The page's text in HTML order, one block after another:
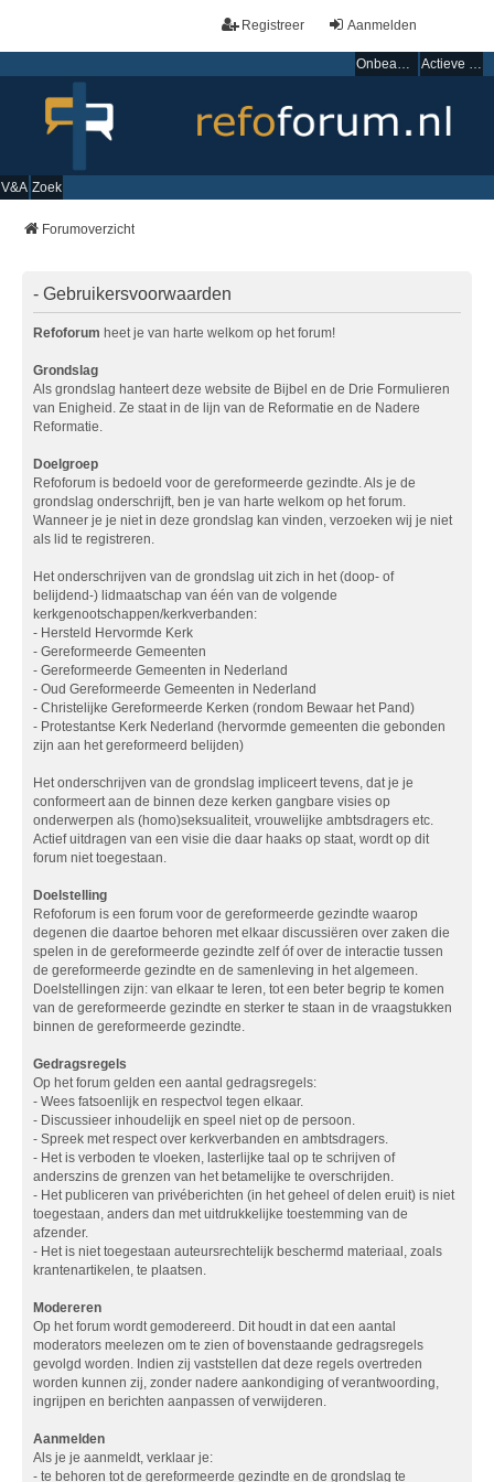
Aanmelden
Registreer
Onbeantwoorde onderwerpen Actieve onderwerpen
V&A Zoek
Forumoverzicht
- Gebruikersvoorwaarden
Refoforum heet je van harte welkom op het forum!
Grondslag
Als grondslag hanteert deze website de Bijbel en de Drie Formulieren
van Enigheid. Ze staat in de lijn van de Reformatie en de Nadere
Reformatie.
Doelgroep
Refoforum is bedoeld voor de gereformeerde gezindte. Als je de
grondslag onderschrijft, ben je van harte welkom op het forum.
Wanneer je je niet in deze grondslag kan vinden, verzoeken wij je niet
als lid te registreren.
Het onderschrijven van de grondslag uit zich in het (doop- of
belijdend-) lidmaatschap van één van de volgende
kerkgenootschappen/kerkverbanden:
- Hersteld Hervormde Kerk
- Gereformeerde Gemeenten
- Gereformeerde Gemeenten in Nederland
- Oud Gereformeerde Gemeenten in Nederland
- Christelijke Gereformeerde Kerken (rondom Bewaar het Pand)
- Protestantse Kerk Nederland (hervormde gemeenten die gebonden
zijn aan het gereformeerd belijden)
Het onderschrijven van de grondslag impliceert tevens, dat je je
conformeert aan de binnen deze kerken gangbare visies op
onderwerpen als (homo)seksualiteit, vrouwelijke ambtsdragers etc.
Actief uitdragen van een visie die daar haaks op staat, wordt op dit
forum niet toegestaan.
Doelstelling
Refoforum is een forum voor de gereformeerde gezindte waarop
degenen die daartoe behoren met elkaar discussiëren over zaken die
spelen in de gereformeerde gezindte zelf óf over de interactie tussen
de gereformeerde gezindte en de samenleving in het algemeen.
Doelstellingen zijn: van elkaar te leren, tot een beter begrip te komen
van de gereformeerde gezindte en sterker te staan in de vraagstukken
binnen de gereformeerde gezindte.
Gedragsregels
Op het forum gelden een aantal gedragsregels:
- Wees fatsoenlijk en respectvol tegen elkaar.
- Discussieer inhoudelijk en speel niet op de persoon.
- Spreek met respect over kerkverbanden en ambtsdragers.
- Het is verboden te vloeken, lasterlijke taal op te schrijven of
anderszins de grenzen van het betamelijke te overschrijden.
- Het publiceren van privéberichten (in het geheel of delen eruit) is niet
toegestaan, anders dan met uitdrukkelijke toestemming van de
afzender.
- Het is niet toegestaan auteursrechtelijk beschermd materiaal, zoals
krantenartikelen, te plaatsen.
Modereren
Op het forum wordt gemodereerd. Dit houdt in dat een aantal
moderators meelezen om te zien of bovenstaande gedragsregels
gevolgd worden. Indien zij vaststellen dat deze regels overtreden
worden kunnen zij, zonder nadere aankondiging of verantwoording,
ingrijpen en berichten aanpassen of verwijderen.
Aanmelden
Als je je aanmeldt, verklaar je:
- te behoren tot de gereformeerde gezindte en de grondslag te